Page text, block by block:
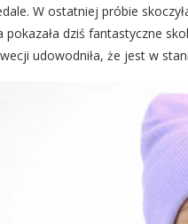
W ostatniej próbie
pokazała dziś fantastyczne
udowodniła, że jest w